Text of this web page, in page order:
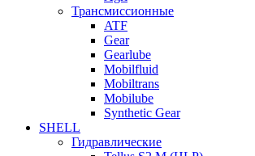
Трансмиссионные
ATF
Gear
Gearlube
Mobilfluid
Mobiltrans
Mobilube
Synthetic Gear
SHELL
Гидравлические